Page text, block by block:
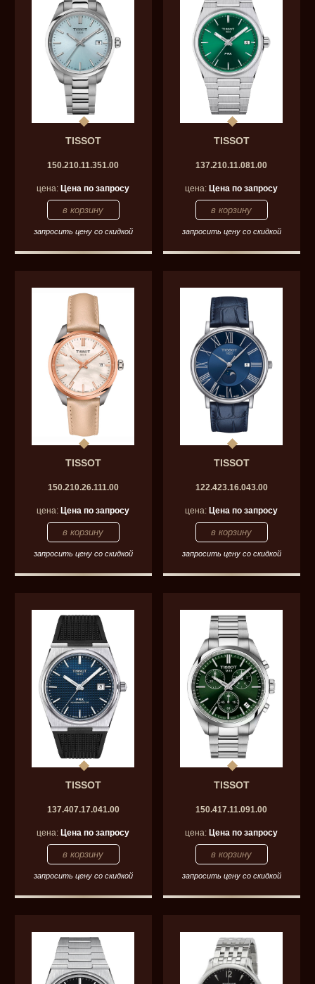
TISSOT
150.210.11.351.00
цена:Цена по запросу
запросить цену со скидкой
TISSOT
137.210.11.081.00
цена:Цена по запросу
запросить цену со скидкой
TISSOT
150.210.26.111.00
цена:Цена по запросу
запросить цену со скидкой
TISSOT
122.423.16.043.00
цена:Цена по запросу
запросить цену со скидкой
TISSOT
137.407.17.041.00
цена:Цена по запросу
запросить цену со скидкой
TISSOT
150.417.11.091.00
цена:Цена по запросу
запросить цену со скидкой